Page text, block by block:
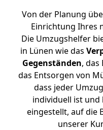
Von der Planung
Einrichtung Ihres
Die Umzugshelfer
in Lünen wie das
Gegenständen,
das Entsorgen von
dass jeder
individuell ist
eingestellt, auf die
unserer